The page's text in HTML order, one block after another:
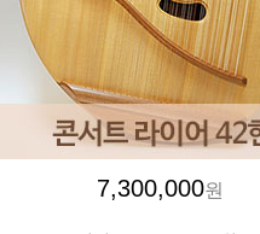
7,300,000원